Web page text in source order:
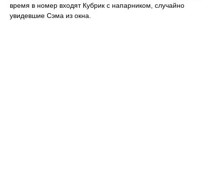
время в номер входят Кубрик с напарником, случайно
увидевшие Сэма из окна.